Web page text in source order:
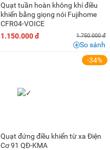
Quạt tuần hoàn không khí điều
khiển bằng giọng nói Fujihome
CFR04-VOICE
1.150.000 đ
1.750.000 đ
So sánh
-34%
Quạt đứng điều khiển từ xa Điện
Cơ 91 QĐ-KMA